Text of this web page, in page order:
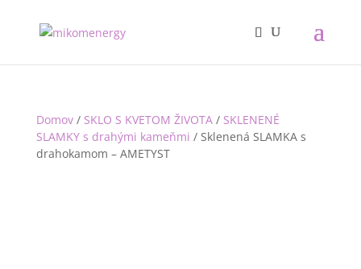
Domov/ SKLO S KVETOM ŽIVOTA/ SKLENENÉ
SLAMKY s drahými kameňmi / Sklenená SLAMKA s
drahokamom – AMETYST